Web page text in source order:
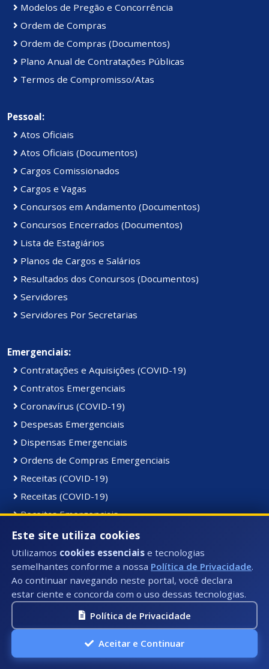
Modelos de Pregão e Concorrência
Ordem de Compras
Ordem de Compras (Documentos)
Plano Anual de Contratações Públicas
Termos de Compromisso/Atas
Pessoal:
Atos Oficiais
Atos Oficiais (Documentos)
Cargos Comissionados
Cargos e Vagas
Concursos em Andamento (Documentos)
Concursos Encerrados (Documentos)
Lista de Estagiários
Planos de Cargos e Salários
Resultados dos Concursos (Documentos)
Servidores
Servidores Por Secretarias
Emergenciais:
Contratações e Aquisições (COVID-19)
Contratos Emergenciais
Coronavírus (COVID-19)
Despesas Emergenciais
Dispensas Emergenciais
Ordens de Compras Emergenciais
Receitas (COVID-19)
Receitas (COVID-19)
Receitas Emergenciais
Vacinação (COVID-19)
Serviços:
Acesso à Informação
Assistência Social
Audiências Públicas
Carta de Serviços
Código de Ética
Este site utiliza cookies
Utilizamos cookies essenciais e tecnologias
semelhantes conforme a nossa Política de Privacidade.
Ao continuar navegando neste portal, você declara
estar ciente e concorda com o uso dessas tecnologias.
Política de Privacidade
Aceitar e Continuar